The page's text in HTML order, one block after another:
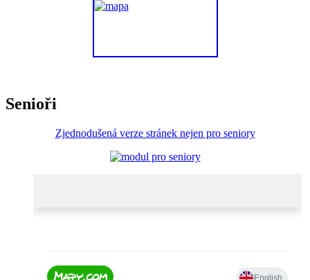
Senioři
Zjednodušená verze stránek nejen pro seniory